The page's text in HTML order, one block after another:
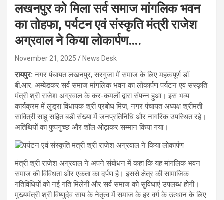
लखनपुर को मिला सर्व समाज मांगलिक भवन
का तोहफा, पर्यटन एवं संस्कृति मंत्री राजेश
अग्रवाल ने किया लोकार्पण….
November 21, 2025 News Desk
रायपुर:नगर पंचायत लखनपुर, सरगुजा में समाज के लिए महत्वपूर्ण डॉ.
बी.आर. अम्बेडकर सर्व समाज मांगलिक भवन का लोकार्पण पर्यटन एवं संस्कृति
मंत्री श्री राजेश अग्रवाल के कर-कमलों द्वारा संपन्न हुआ। इस भव्य
कार्यक्रम में लुंड्रा विधायक श्री प्रबोध मिंज, नगर पंचायत अध्यक्ष श्रीमती
सावित्री साहू सहित बड़ी संख्या में जनप्रतिनिधि और नागरिक उपस्थित रहे।
अतिथियों का पुष्पगुच्छ और शॉल ओढ़ाकर सम्मान किया गया।
मंत्री श्री राजेश अग्रवाल ने अपने संबोधन में कहा कि यह मांगलिक भवन
समाज की विविधता और एकता का दर्पण है। इससे क्षेत्र की सामाजिक
गतिविधियों को नई गति मिलेगी और सर्व समाज को सुविधाएं उपलब्ध होगी।
मुख्यमंत्री श्री विष्णुदेव साय के नेतृत्व में समाज के हर वर्ग के उत्थान के लिए